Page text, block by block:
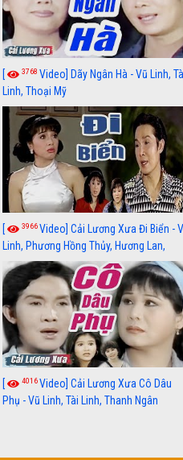
[
3768 Video] Dãy Ngân Hà - Vũ Linh,
Linh, Thoại Mỹ
[ 3966Video] Cải Lương Xưa Đi Biển -
Linh, Phương Hồng Thủy, Hương Lan,
Thanh Hằng
[ 4016Video] Cải Lương Xưa Cô Dâu
Phụ - Vũ Linh, Tài Linh, Thanh Ngân